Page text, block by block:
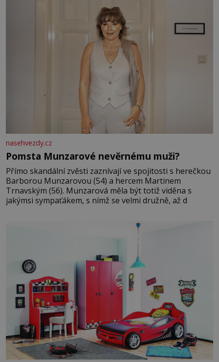
nasehvezdy.cz
Pomsta Munzarové nevěrnému muži?
Přímo skandální zvěsti zaznívají ve spojitosti s herečkou
Barborou Munzarovou (54) a hercem Martinem
Trnavským (56). Munzarová měla být totiž viděna s
jakýmsi sympaťákem, s nímž se velmi družně, až d